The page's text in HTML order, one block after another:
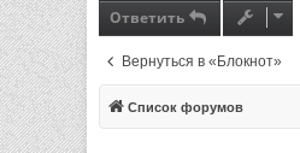
Ответить
Вернуться в «Блокнот»
Список форумов